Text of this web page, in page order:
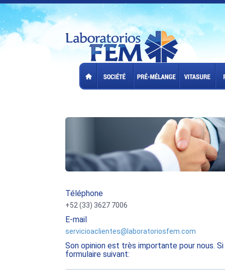
Téléphone
+52 (33) 3627 7006
E-mail
servicioaclientes@laboratoriosfem.com
Son opinion est très importante pour nous.
formulaire suivant: